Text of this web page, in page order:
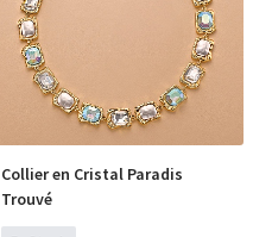
COMMANDER
Collier en Cristal Paradis
Trouvé